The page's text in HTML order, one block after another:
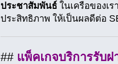
ประชาสัมพันธ์ในเครือของเร
ประสิทธิภาพ ให้เป็นผลดีต่อ
## แพ็คเกจบริการรับ